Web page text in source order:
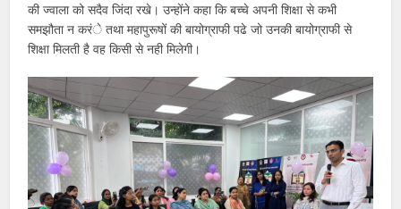
की ज्वाला को सदैव जिंदा रखे। उन्होंने कहा कि बच्चे अपनी शिक्षा से कभी
समझौता न करंे तथा महापुरूषों की बायोग्राफी पढे जो उनकी बायोग्राफी से
शिक्षा मिलती है वह किसी से नही मिलेगी।